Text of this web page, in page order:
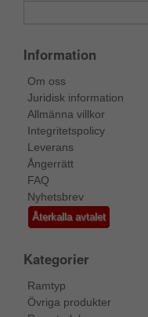
Information
Om oss
Juridisk information
Allmänna villkor
Integritetspolicy
Leverans
Ångerrätt
FAQ
Nyhetsbrev
Återkalla avtalet
Kategorier
Ramtyp
Övriga produkter